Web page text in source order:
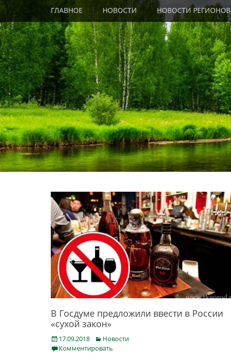
Skip
content
Primary Menu
ГЛАВНОЕ НОВОСТИ НОВОСТИ РЕГИОНОВ
В Госдуме предложили ввести в России
«сухой закон»
Posted
on
17.09.2018 Categories
Новости
Комментировать